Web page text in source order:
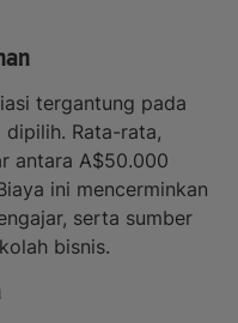
tergantung pada
Rata-rata,
antara A$50.000
ini mencerminkan
serta sumber
bisnis.